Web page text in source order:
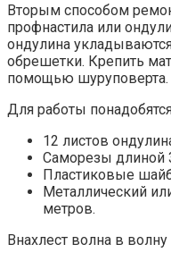
Вторым способом
профнастила или
ондулина
обрешетки. Крепить
помощью шуруповерта.
Для работы
12 листов
Саморезы длиной
Пластиковые
Металлический
метров.
Внахлест волна в